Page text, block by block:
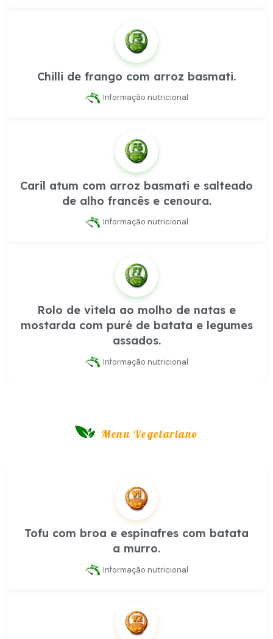
Chilli de frango com arroz basmati.
Informação nutricional
Caril atum com arroz basmati e salteado
de alho francês e cenoura.
Informação nutricional
Rolo de vitela ao molho de natas e
mostarda com puré de batata e legumes
assados.
Informação nutricional
Menu Vegetariano
Tofu com broa e espinafres com batata
a murro.
Informação nutricional